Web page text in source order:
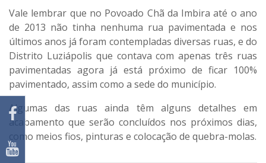
Vale lembrar que no Povoado Chã da Imbira até o ano
de 2013 não tinha nenhuma rua pavimentada e nos
últimos anos já foram contempladas diversas ruas, e do
Distrito Luziápolis que contava com apenas três ruas
pavimentadas agora já está próximo de ficar 100%
pavimentado, assim como a sede do município.
Algumas das ruas ainda têm alguns detalhes em
acabamento que serão concluídos nos próximos dias,
como meios fios, pinturas e colocação de quebra-molas.